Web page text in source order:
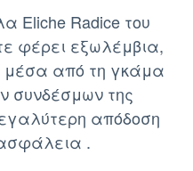
Eliche Radice του
φέρει εξωλέμβια,
μέσα από τη γκάμα
συνδέσμων της
απόδοση
.